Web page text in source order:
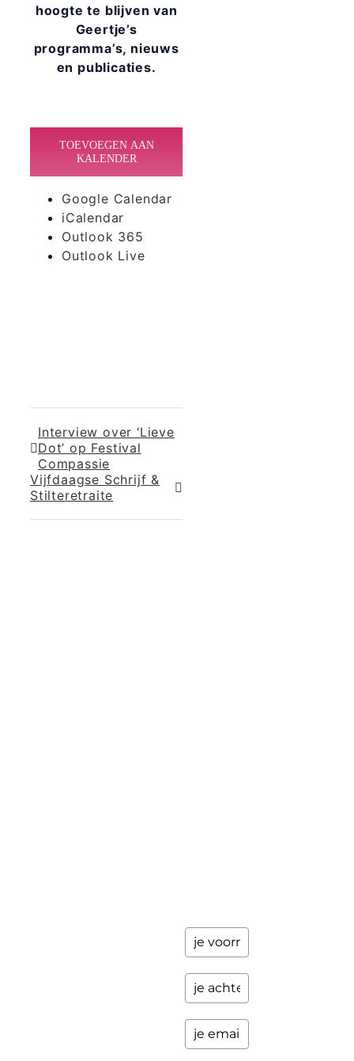
hoogte te blijven van
Geertje’s
programma’s, nieuws
en publicaties.
TOEVOEGEN AAN
KALENDER
Google Calendar
iCalendar
Outlook 365
Outlook Live
Interview over ‘Lieve
Dot’ op Festival
Compassie
Vijfdaagse Schrijf &
Stilteretraite